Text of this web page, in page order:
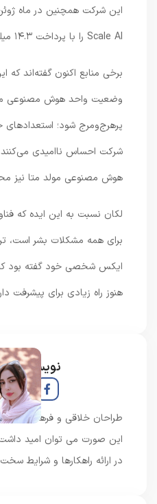
این شرکت همچنین در ماه ژوئن
Scale AI را با پرداخت ۱۴.۳ میلیارد دلار تصاحب کرد.
برخی منابع اکنون گفته‌اند که این
وضعیت واحد هوش مصنوعی متا
پرهرج‌ومرج شود؛ استعدادهای جدید
شرکت احساس ناامیدی می‌کنند و
هوش مصنوعی مولد متا نیز محدود
لکان نسبت به این ایده که فناوری
برای همه مشکلات بشر است، تردید
ایکس شخصی خود گفته بود که
هنوز راه زیادی برای پیشرفت دارند.
نویسنده و
طراحان خلاقی و فرهنگ پیشرو در
این صورت می توان امید داشت که
در ارائه راهکارها و شرایط سخت